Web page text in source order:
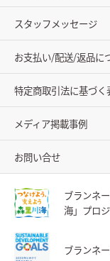
スタッフメッセージ
お支払い/配送/返品に
特定商取引法に基づく
メディア掲載事例
お問い合せ
ブランネ
海」 プロ
ブランネ